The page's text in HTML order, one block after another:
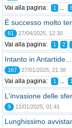
Vai alla pagina: 1 ...
È successo molto
61 27/04/2025, 12:30
Vai alla pagina: 1 2
Intanto in Antartide...
167 27/01/2025, 21:38
Vai alla pagina: 1 ...
L'invasione delle
9 11/01/2025, 01:41
Lunghissimo